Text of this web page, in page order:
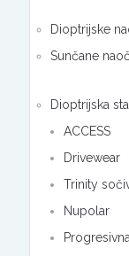
Dioptrijske
Sunčane
Dioptrijska
ACCESS
Drivewear
Trinity
Nupolar